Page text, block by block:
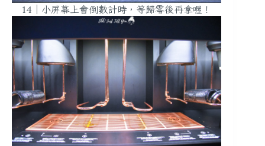
14｜小屏幕上會倒數計時，等歸零後再拿喔！